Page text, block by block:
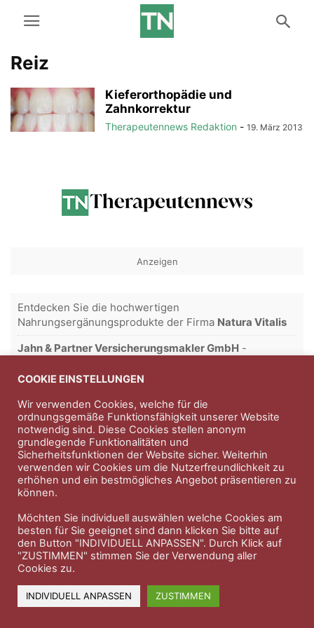
Reiz
Kieferorthopädie und
Zahnkorrektur
Therapeutennews Redaktion - 19. März 2013
Anzeigen
Entdecken Sie die hochwertigen
Nahrungsergänungsprodukte der Firma Natura Vitalis
Jahn & Partner Versicherungsmakler GmbH -
Professioneller Rundumschutz seit über 30 Jahren.
Impressum Nutzungsbedingungen
Datenschutzerklärung Therapeutenkatalog Über uns
COOKIE EINSTELLUNGEN
Wir verwenden Cookies, welche für die
ordnungsgemäße Funktionsfähigkeit unserer Website
notwendig sind. Diese Cookies stellen anonym
grundlegende Funktionalitäten und
Sicherheitsfunktionen der Website sicher. Weiterhin
verwenden wir Cookies um die Nutzerfreundlichkeit zu
erhöhen und ein bestmögliches Angebot präsentieren zu
können.
Möchten Sie individuell auswählen welche Cookies am
besten für Sie geeignet sind dann klicken Sie bitte auf
den Button "INDIVIDUELL ANPASSEN". Durch Klick auf
"ZUSTIMMEN" stimmen Sie der Verwendung aller
Cookies zu.
INDIVIDUELL ANPASSEN ZUSTIMMEN